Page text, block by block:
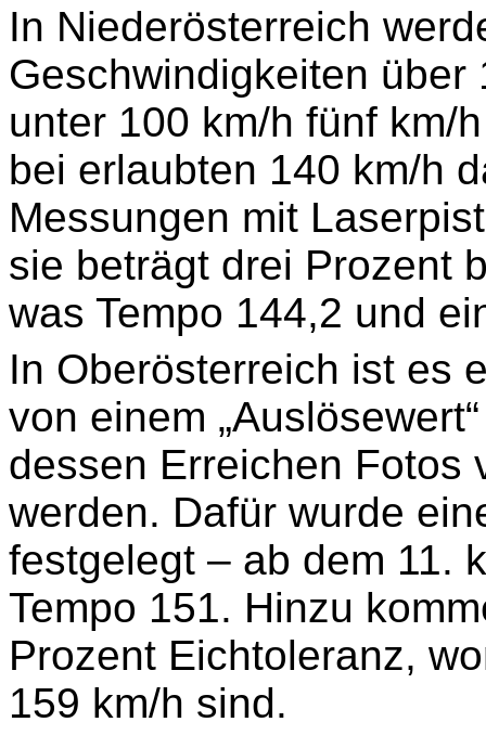
In Niederösterreich
Geschwindigkeiten
unter 100 km/h fünf km/
bei erlaubten 140 km/h
Messungen mit
sie beträgt drei Prozent
was Tempo 144,2 und
In Oberösterreich ist es
von einem
dessen Erreichen Fotos
werden. Dafür wurde
festgelegt – ab dem 11.
Tempo 151. Hinzu
Prozent Eichtoleranz,
159 km/h sind.